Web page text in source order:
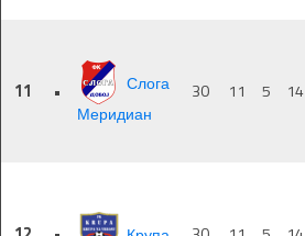
11 •
Слога
Меридиан
30 11 5 14